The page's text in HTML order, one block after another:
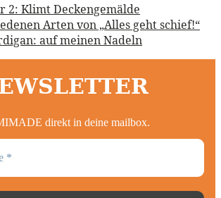
2: Klimt Deckengemälde
Arten von „Alles geht schief!“
auf meinen Nadeln
direkt in deine mailbox.